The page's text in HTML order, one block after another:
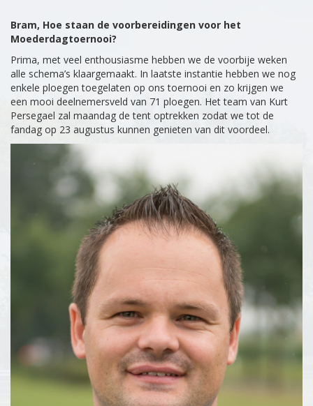
Bram, Hoe staan de voorbereidingen voor het
Moederdagtoernooi?
Prima, met veel enthousiasme hebben we de voorbije weken
alle schema’s klaargemaakt. In laatste instantie hebben we nog
enkele ploegen toegelaten op ons toernooi en zo krijgen we
een mooi deelnemersveld van 71 ploegen. Het team van Kurt
Persegael zal maandag de tent optrekken zodat we tot de
fandag op 23 augustus kunnen genieten van dit voordeel.